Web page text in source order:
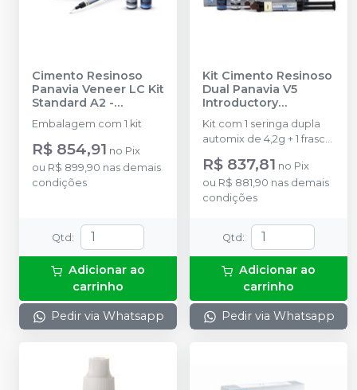
Cimento Resinoso
Panavia Veneer LC Kit
Standard A2 -
KURARAY
Embalagem com 1 kit
R$ 854,91 no Pix
ou R$ 899,90 nas demais
condições
Qtd :
Adicionar ao
carrinho
Pedir via Whatsapp
Kit Cimento Resinoso
Dual Panavia V5
Introductory
Universal A2
KURARAY
Kit com 1 seringa dupla
automix de 4,2g + 1 frasco
de 2ml Tooth Primer + 1
frasco de 2ml Clearfil
Ceramic Primer Plus + 10
pontas misturadora + 1
pontas aplicadoras
R$ 837,81 no Pix
ou R$ 881,90 nas demais
condições
Qtd :
Adicionar ao
carrinho
Pedir via Whatsapp